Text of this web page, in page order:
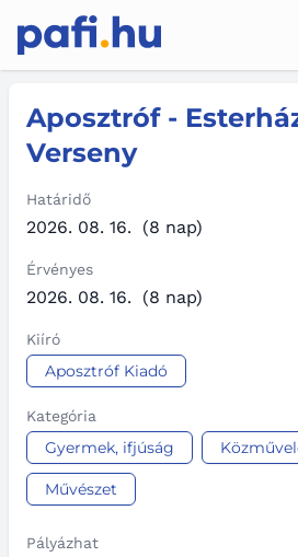
Pályázatok
Szolgáltatások
Sötét mód
Aposztróf -
Verseny
Határidő
2026. 08. 16. (8 nap)
Érvényes
2026. 08. 16. (8 nap)
Kiíró
Aposztróf Kiadó
Kategória
Gyermek, ifjúság
Művészet
Pályázhat